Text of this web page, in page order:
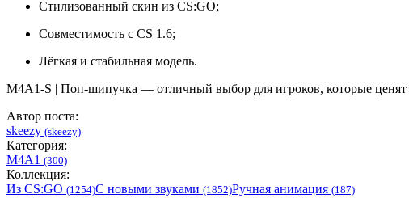
Стилизованный скин из CS:GO;
Совместимость с CS 1.6;
Лёгкая и стабильная модель.
M4A1-S | Поп-шипучка — отличный выбор для игроков, которые ценят
Автор поста:
skeezy (skeezy)
Категория:
M4A1 (300)
Коллекция:
Из CS:GO (1254)С новыми звуками (1852)Ручная анимация (187)